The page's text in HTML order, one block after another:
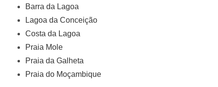
Barra da Lagoa
Lagoa da Conceição
Costa da Lagoa
Praia Mole
Praia da Galheta
Praia do Moçambique